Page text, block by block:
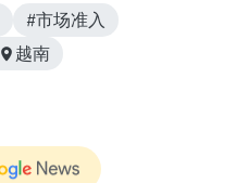
#市场准入
越南